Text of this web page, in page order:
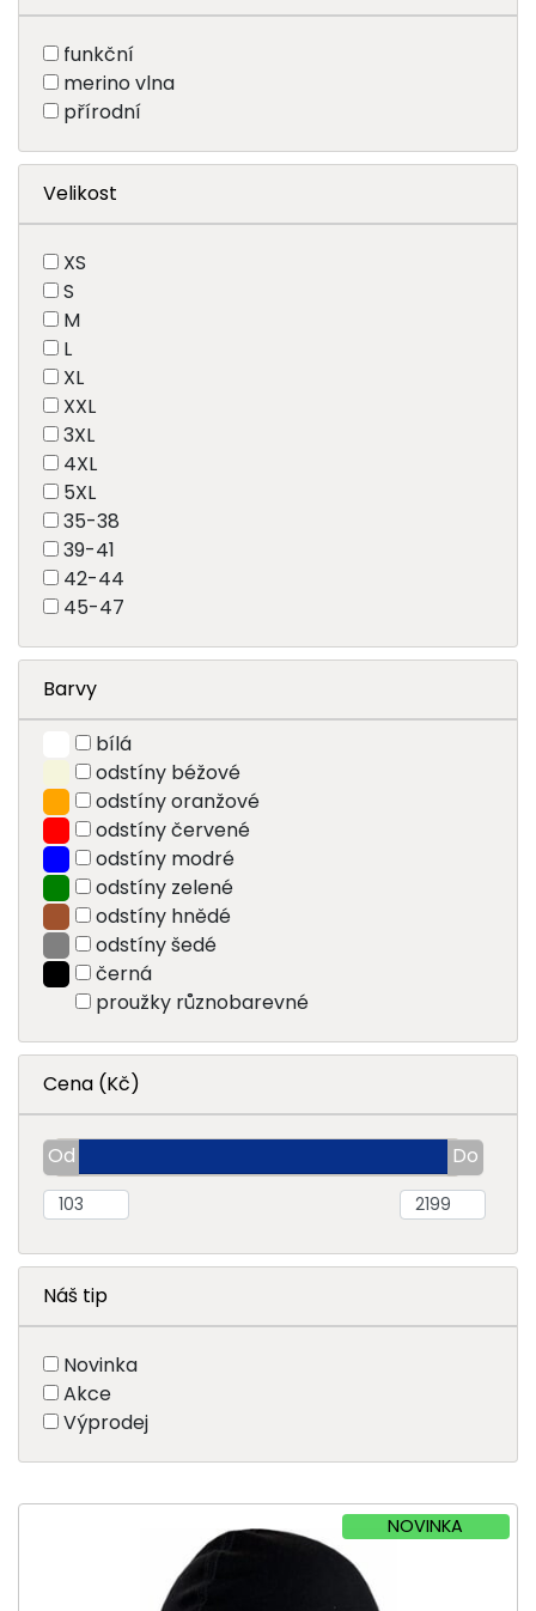
funkční
merino vlna
přírodní
Velikost
XS
S
M
L
XL
XXL
3XL
4XL
5XL
35-38
39-41
42-44
45-47
Barvy
bílá
odstíny béžové
odstíny oranžové
odstíny červené
odstíny modré
odstíny zelené
odstíny hnědé
odstíny šedé
černá
proužky různobarevné
Cena (Kč)
Náš tip
Novinka
Akce
Výprodej
NOVINKA